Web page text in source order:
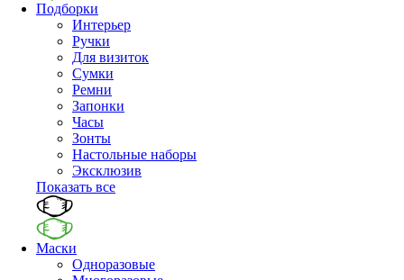
Подборки
Интерьер
Ручки
Для визиток
Сумки
Ремни
Запонки
Часы
Зонты
Настольные наборы
Эксклюзив
Показать все
Маски
Одноразовые